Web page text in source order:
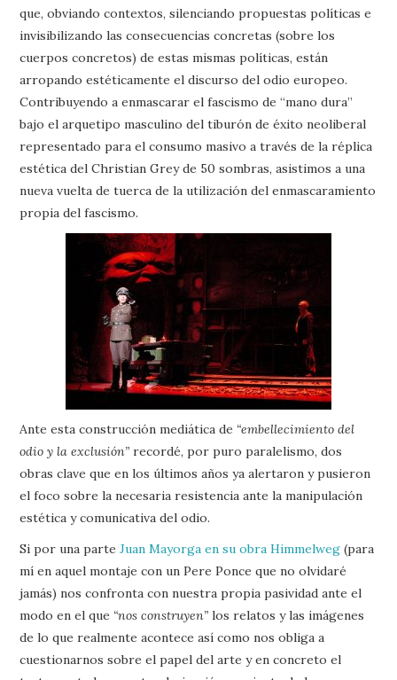
que, obviando contextos, silenciando propuestas políticas e
invisibilizando las consecuencias concretas (sobre los
cuerpos concretos) de estas mismas políticas, están
arropando estéticamente el discurso del odio europeo.
Contribuyendo a enmascarar el fascismo de “mano dura”
bajo el arquetipo masculino del tiburón de éxito neoliberal
representado para el consumo masivo a través de la réplica
estética del Christian Grey de 50 sombras, asistimos a una
nueva vuelta de tuerca de la utilización del enmascaramiento
propia del fascismo.
Ante esta construcción mediática de “embellecimiento del
odio y la exclusión” recordé, por puro paralelismo, dos
obras clave que en los últimos años ya alertaron y pusieron
el foco sobre la necesaria resistencia ante la manipulación
estética y comunicativa del odio.
Si por una parteJuan Mayorga en su obra Himmelweg (para
mí en aquel montaje con un Pere Ponce que no olvidaré
jamás) nos confronta con nuestra propia pasividad ante el
modo en el que “nos construyen” los relatos y las imágenes
de lo que realmente acontece así como nos obliga a
cuestionarnos sobre el papel del arte y en concreto el